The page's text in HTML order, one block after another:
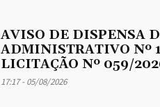
AVISO DE DISPENSA
ADMINISTRATIVO Nº
LICITAÇÃO Nº 059/
17:17 - 05/08/2026